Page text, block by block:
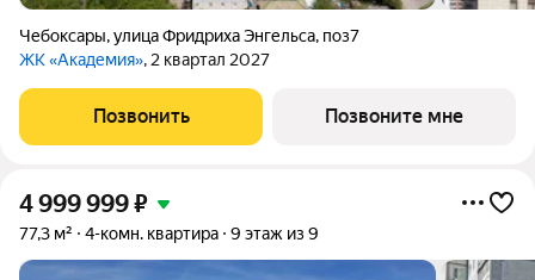
Чебоксары,улица Фридриха Энгельса, поз7
ЖК «Академия», 2 квартал 2027
Позвонить Позвоните мне
4 999 999₽
77,3 м² 4-комн. квартира 9 этаж из 9